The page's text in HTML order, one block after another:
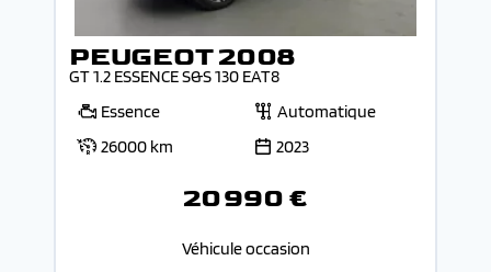
PEUGEOT 2008
GT 1.2 ESSENCE S&S 130 EAT8
Essence
Automatique
26000 km
2023
20 990 €
Véhicule occasion